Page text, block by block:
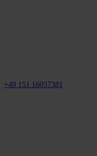
+49 151 16057381